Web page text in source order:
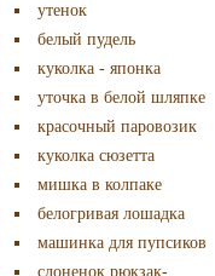
утенок
белый пудель
куколка - японка
уточка в белой шляпке
красочный паровозик
куколка сюзетта
мишка в колпаке
белогривая лошадка
машинка для пупсиков
слоненок рюкзак-